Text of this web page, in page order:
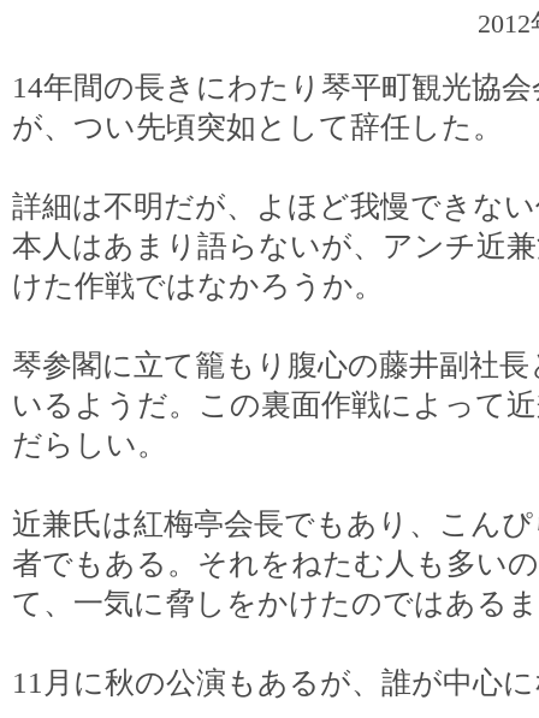
14年間の長きにわたり琴平町観光協
が、つい先頃突如として辞任した。
詳細は不明だが、よほど我慢できな
本人はあまり語らないが、アンチ近
けた作戦ではなかろうか。
琴参閣に立て籠もり腹心の藤井副社
いるようだ。この裏面作戦によって
だらしい。
近兼氏は紅梅亭会長でもあり、こん
者でもある。それをねたむ人も多い
て、一気に脅しをかけたのではある
11月に秋の公演もあるが、誰が中心